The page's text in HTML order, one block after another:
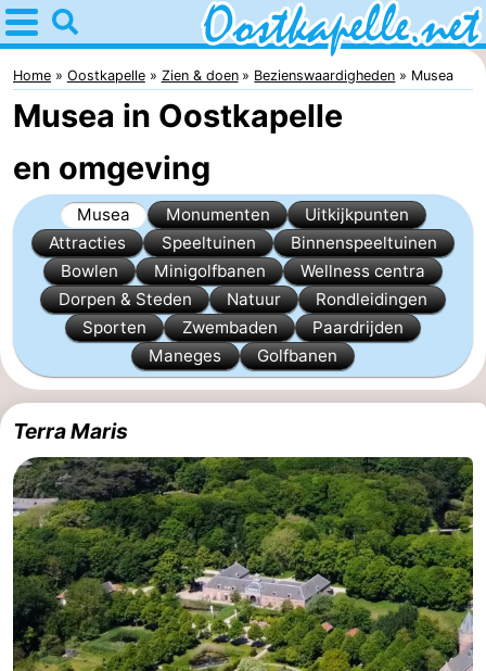
Home
Oostkapelle
Tips
Voor
kinderen
Natuur
Oranjezon
Overnachten
Appartementen
-
Grote
Geere
(&
breakfasts)
Campings
Hotels
Vakantiehuizen
-
Bos
-
Home Oostkapelle Zien & doen Bezienswaardigheden Musea
Musea in Oostkapelle
en omgeving
Musea Monumenten
Uitkijkpunten
Attracties
Speeltuinen
Binnenspeeltuinen
Bowlen
Minigolfbanen
Wellness centra
Dorpen & Steden
Natuur
Rondleidingen
Sporten
Zwembaden
Paardrijden
Maneges
Golfbanen
Terra Maris